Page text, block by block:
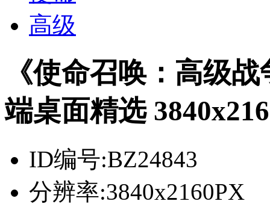
高级
《使命召唤：高级
端桌面精选
ID编号:BZ24843
分辨率:3840x2160PX